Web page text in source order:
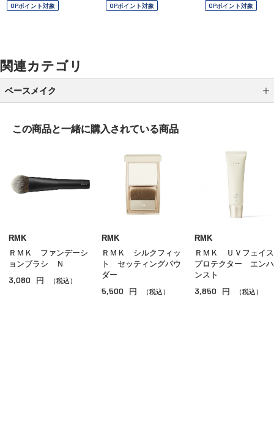
OPポイント対象 OPポイント対象 OPポイント対象
関連カテゴリ
ベースメイク
クリームファンデーション
パウダー
ＢＢ／ＣＣクリーム
コンシーラー
この商品と一緒に購入されている商品
RMK
ＲＭＫ ファンデーシ
ョンブラシ Ｎ
3,080 円 （税込）
RMK
ＲＭＫ シルクフィッ
ト セッティングパウ
ダー
5,500 円 （税込）
RMK
ＲＭＫ ＵＶフェイス
プロテクター エンハ
ンスト
3,850 円 （税込）